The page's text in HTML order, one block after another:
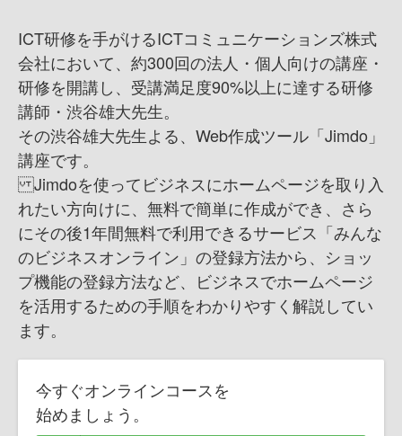
ICT研修を手がけるICTコミュニケーションズ株式
会社において、約300回の法人・個人向けの講座・
研修を開講し、受講満足度90%以上に達する研修
講師・渋谷雄大先生。
その渋谷雄大先生よる、Web作成ツール「Jimdo」
講座です。
Jimdoを使ってビジネスにホームページを取り入
れたい方向けに、無料で簡単に作成ができ、さら
にその後1年間無料で利用できるサービス「みんな
のビジネスオンライン」の登録方法から、ショッ
プ機能の登録方法など、ビジネスでホームページ
を活用するための手順をわかりやすく解説してい
ます。
今すぐオンラインコースを
始めましょう。